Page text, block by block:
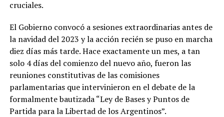
cruciales.
El Gobierno convocó a sesiones extraordinarias antes de
la navidad del 2023 y la acción recién se puso en marcha
diez días más tarde. Hace exactamente un mes, a tan
solo 4 días del comienzo del nuevo año, fueron las
reuniones constitutivas de las comisiones
parlamentarias que intervinieron en el debate de la
formalmente bautizada “Ley de Bases y Puntos de
Partida para la Libertad de los Argentinos”.